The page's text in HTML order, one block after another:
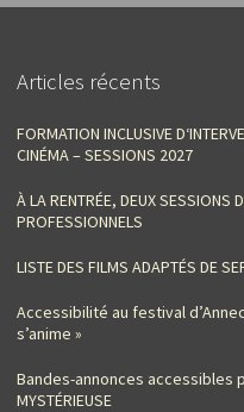
Articles récents
FORMATION INCLUSIVE
CINÉMA – SESSIONS 2027
À LA RENTRÉE, DEUX SESSIONS
PROFESSIONNELS
LISTE DES FILMS ADAPTÉS DE
Accessibilité au festival
s’anime »
Bandes-annonces accessibles
MYSTÉRIEUSE